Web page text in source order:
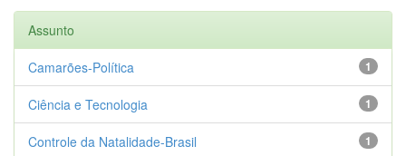
Assunto
1
Camarões-Política
1
Ciência e Tecnologia
1
Controle da Natalidade-Brasil